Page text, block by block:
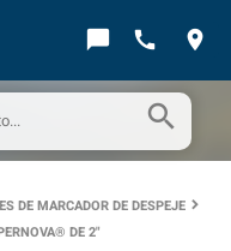
chat_bubble call location_on
search
DE MARCADOR DE DESPEJE keyboard_arrow_right
DE 2"